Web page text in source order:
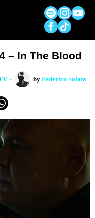
– In The Blood
by Federico Salata